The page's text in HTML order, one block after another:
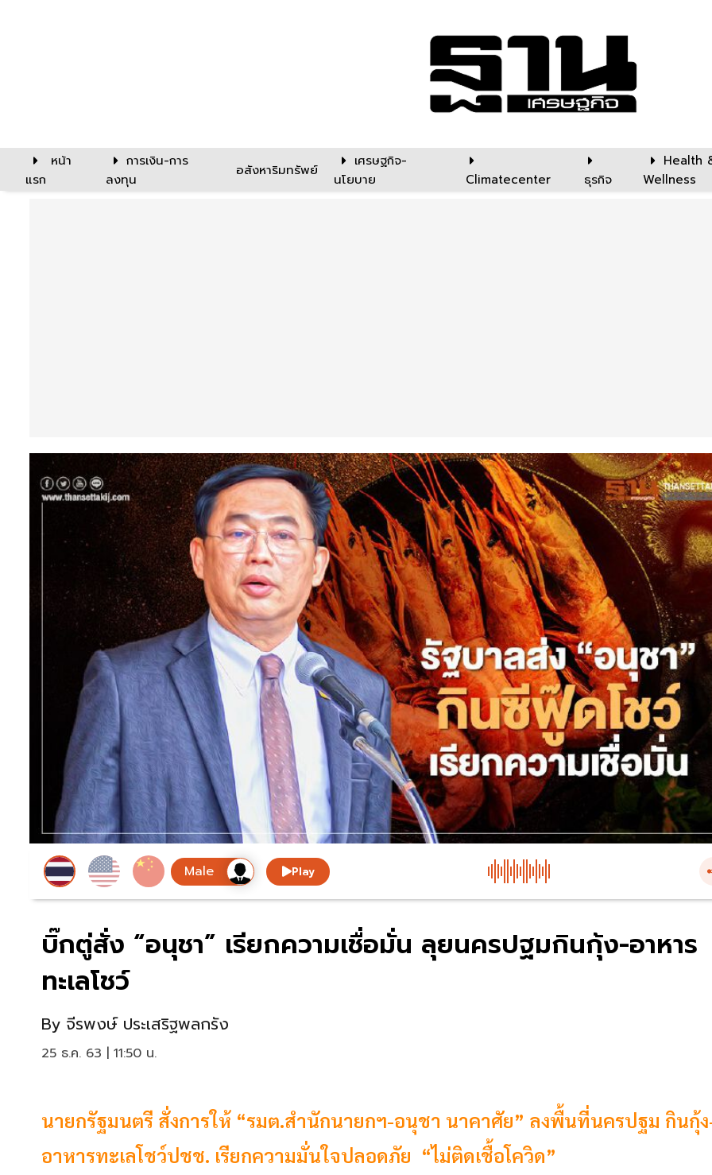
หน้า
แรก
การเงิน-การ
ลงทุน
อสังหาริมทรัพย์
เศรษฐกิจ-
นโยบาย
Climatecenter ธุรกิจ
Health
Wellness
Play
บิ๊กตู่สั่ง “อนุชา” เรียกความเชื่อมั่น ลุยนครปฐมกินกุ้ง-อาหาร
ทะเลโชว์
By จีรพงษ์ ประเสริฐพลกรัง
25 ธ.ค. 63 | 11:50 น.
นายกรัฐมนตรี สั่งการให้ “รมต.สำนักนายกฯ-อนุชา นาคาศัย” ลงพื้นที่นครปฐม กินกุ้
อาหารทะเลโชว์ปชช. เรียกความมั่นใจปลอดภัย “ไม่ติดเชื้อโควิด”